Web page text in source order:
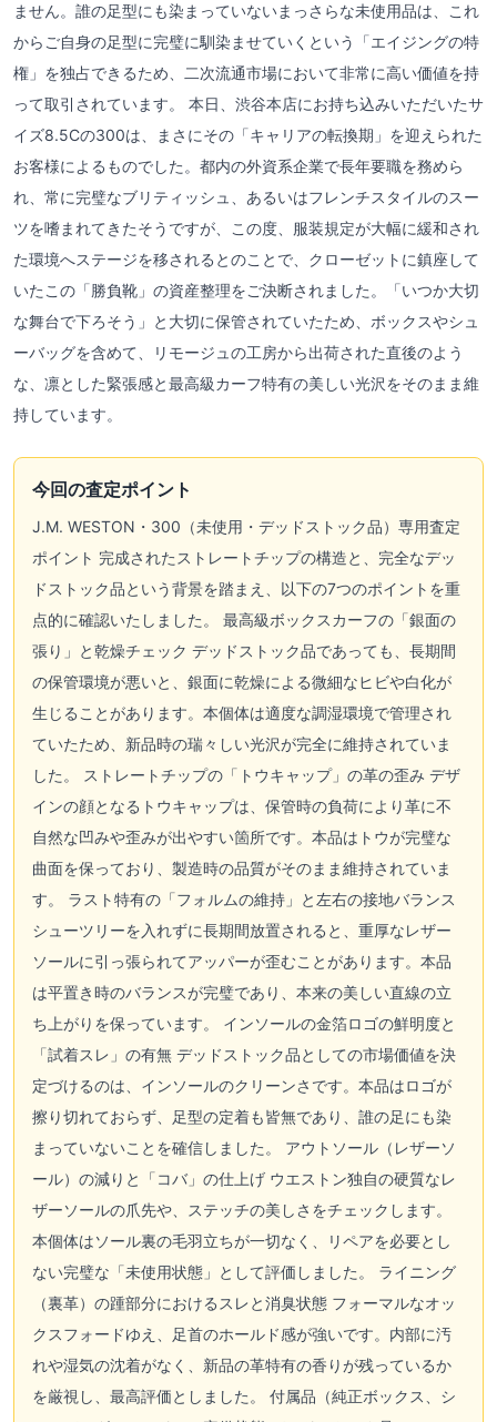
ません。誰の足型にも染まっていないまっさらな未使用品は、これ
からご自身の足型に完璧に馴染ませていくという「エイジングの特
権」を独占できるため、二次流通市場において非常に高い価値を持
って取引されています。 本日、渋谷本店にお持ち込みいただいたサ
イズ8.5Cの300は、まさにその「キャリアの転換期」を迎えられた
お客様によるものでした。都内の外資系企業で長年要職を務めら
れ、常に完璧なブリティッシュ、あるいはフレンチスタイルのスー
ツを嗜まれてきたそうですが、この度、服装規定が大幅に緩和され
た環境へステージを移されるとのことで、クローゼットに鎮座して
いたこの「勝負靴」の資産整理をご決断されました。「いつか大切
な舞台で下ろそう」と大切に保管されていたため、ボックスやシュ
ーバッグを含めて、リモージュの工房から出荷された直後のよう
な、凛とした緊張感と最高級カーフ特有の美しい光沢をそのまま維
持しています。
今回の査定ポイント
J.M. WESTON・300（未使用・デッドストック品）専用査定
ポイント 完成されたストレートチップの構造と、完全なデッ
ドストック品という背景を踏まえ、以下の7つのポイントを重
点的に確認いたしました。 最高級ボックスカーフの「銀面の
張り」と乾燥チェック デッドストック品であっても、長期間
の保管環境が悪いと、銀面に乾燥による微細なヒビや白化が
生じることがあります。本個体は適度な調湿環境で管理され
ていたため、新品時の瑞々しい光沢が完全に維持されていま
した。 ストレートチップの「トウキャップ」の革の歪み デザ
インの顔となるトウキャップは、保管時の負荷により革に不
自然な凹みや歪みが出やすい箇所です。本品はトウが完璧な
曲面を保っており、製造時の品質がそのまま維持されていま
す。 ラスト特有の「フォルムの維持」と左右の接地バランス
シューツリーを入れずに長期間放置されると、重厚なレザー
ソールに引っ張られてアッパーが歪むことがあります。本品
は平置き時のバランスが完璧であり、本来の美しい直線の立
ち上がりを保っています。 インソールの金箔ロゴの鮮明度と
「試着スレ」の有無 デッドストック品としての市場価値を決
定づけるのは、インソールのクリーンさです。本品はロゴが
擦り切れておらず、足型の定着も皆無であり、誰の足にも染
まっていないことを確信しました。 アウトソール（レザーソ
ール）の減りと「コバ」の仕上げ ウエストン独自の硬質なレ
ザーソールの爪先や、ステッチの美しさをチェックします。
本個体はソール裏の毛羽立ちが一切なく、リペアを必要とし
ない完璧な「未使用状態」として評価しました。 ライニング
（裏革）の踵部分におけるスレと消臭状態 フォーマルなオッ
クスフォードゆえ、足首のホールド感が強いです。内部に汚
れや湿気の沈着がなく、新品の革特有の香りが残っているか
を厳視し、最高評価としました。 付属品（純正ボックス、シ